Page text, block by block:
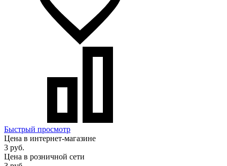
Быстрый просмотр
Цена в интернет-магазине
3 руб.
Цена в розничной сети